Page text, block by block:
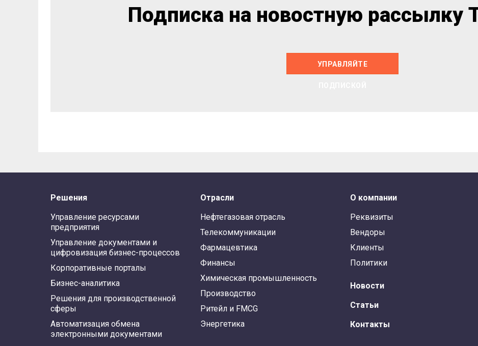
Подписка на новостную рассылку
УПРАВЛЯЙТЕ
Решения
Управление ресурсами
предприятия
Управление документами и
цифровизация бизнес-процессов
Корпоративные порталы
Бизнес-аналитика
Решения для производственной
сферы
Автоматизация обмена
электронными документами
Отрасли
Нефтегазовая отрасль
Телекоммуникации
Фармацевтика
Финансы
Химическая промышленность
Производство
Ритейл и FMCG
Энергетика
О компании
Реквизиты
Вендоры
Клиенты
Политики
Новости
Статьи
Контакты